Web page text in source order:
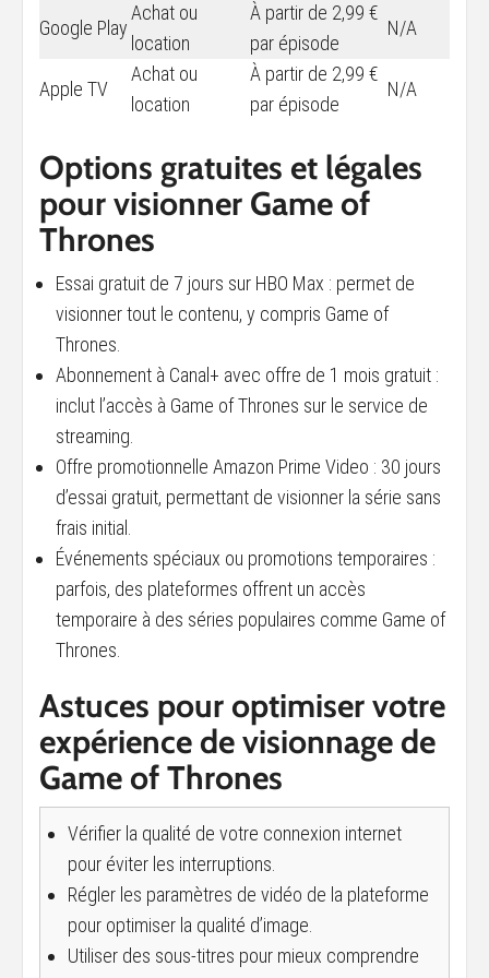
Google Play
Achat ou
location
À partir de 2,99 €
par épisode
N/A
Apple TV
Achat ou
location
À partir de 2,99 €
par épisode
N/A
Options gratuites et légales
pour visionner Game of
Thrones
Essai gratuit de 7 jours sur HBO Max : permet de
visionner tout le contenu, y compris Game of
Thrones.
Abonnement à Canal+ avec offre de 1 mois gratuit :
inclut l’accès à Game of Thrones sur le service de
streaming.
Offre promotionnelle Amazon Prime Video : 30 jours
d’essai gratuit, permettant de visionner la série sans
frais initial.
Événements spéciaux ou promotions temporaires :
parfois, des plateformes offrent un accès
temporaire à des séries populaires comme Game of
Thrones.
Astuces pour optimiser votre
expérience de visionnage de
Game of Thrones
Vérifier la qualité de votre connexion internet
pour éviter les interruptions.
Régler les paramètres de vidéo de la plateforme
pour optimiser la qualité d’image.
Utiliser des sous-titres pour mieux comprendre